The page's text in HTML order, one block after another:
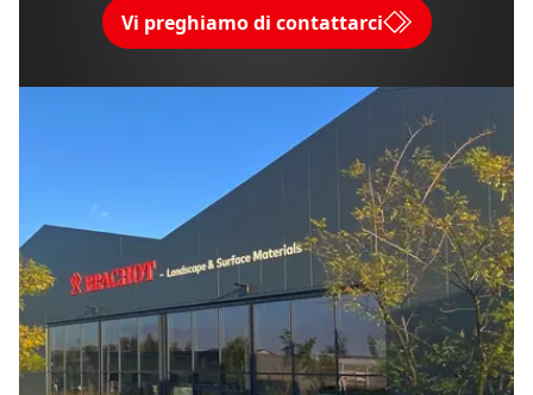
Vi preghiamo di contattarci